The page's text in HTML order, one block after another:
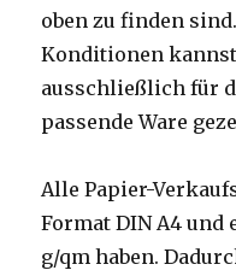
oben zu finden
Konditionen
ausschließlich für
passende Ware
Alle Papier-
Format DIN A4 und
g/qm haben.